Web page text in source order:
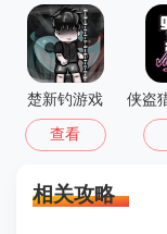
楚新钓游戏
查看
相关攻略